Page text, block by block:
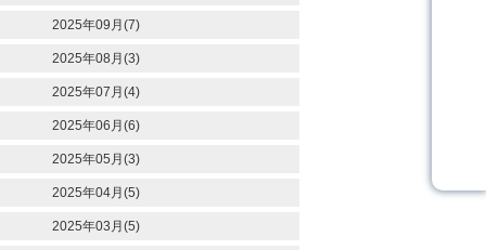
2025年09月(7)
2025年08月(3)
2025年07月(4)
2025年06月(6)
2025年05月(3)
2025年04月(5)
2025年03月(5)